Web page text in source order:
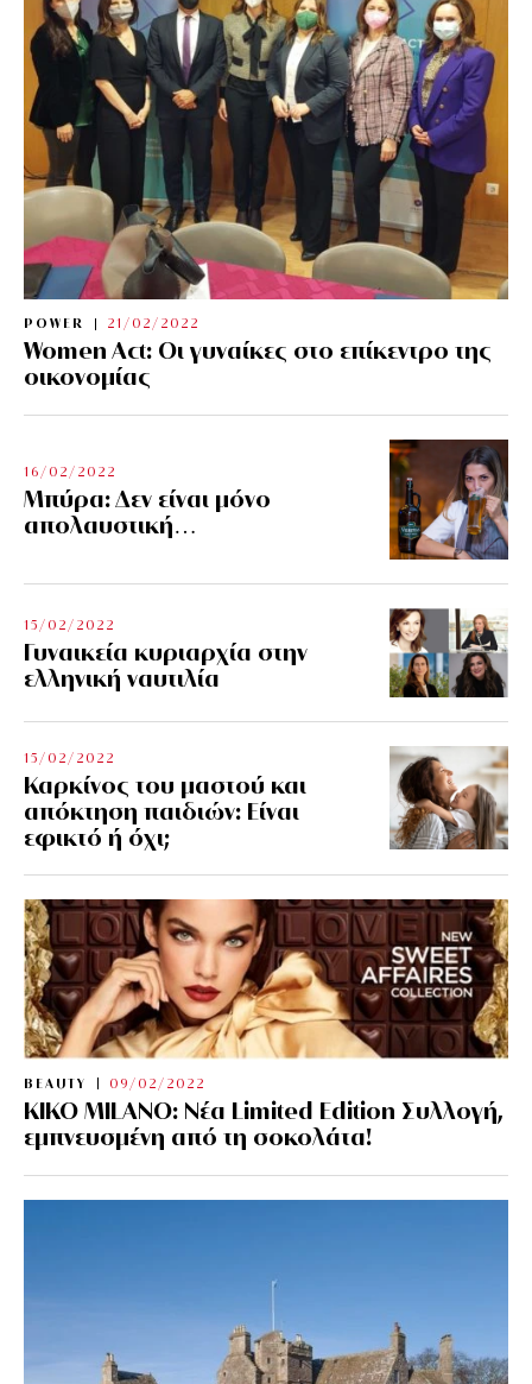
POWER 21/02/2022
Women Act: Οι γυναίκες στο επίκεντρο της
οικονομίας
16/02/2022
Μπύρα: Δεν είναι μόνο
απολαυστική…
15/02/2022
Γυναικεία κυριαρχία στην
ελληνική ναυτιλία
15/02/2022
Καρκίνος του μαστού και
απόκτηση παιδιών: Είναι
εφικτό ή όχι;
BEAUTY 09/02/2022
KIKO MILANO: Νέα Limited Edition Συλλογή,
εμπνευσμένη από τη σοκολάτα!